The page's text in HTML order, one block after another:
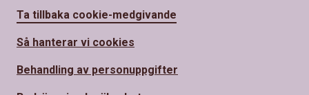
Ta tillbaka cookie-medgivande
Så hanterar vi cookies
Behandling av personuppgifter